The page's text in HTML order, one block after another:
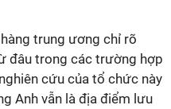
trung ương chỉ rõ
đâu trong các trường hợp
cứu của tổ chức này
Anh vẫn là địa điểm lưu